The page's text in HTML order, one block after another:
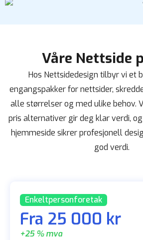
Våre Nettside
Hos Nettsidedesign tilbyr vi et
engangspakker for nettsider,
alle størrelser og med ulike behov.
pris alternativer gir deg klar verdi,
hjemmeside sikrer profesjonell
god verdi.
Enkeltpersonforetak
Fra 25 000 kr
+25 % mva